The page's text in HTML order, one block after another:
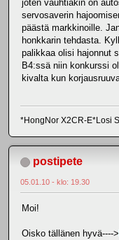
joten vauhtiakin on
servosaverin
päästä markkinoille.
honkkarin tehdasta.
palikkaa olisi hajonnut
B4:ssä niin konkurssi
kivalta kun
*HongNor X2CR-E*Losi
postipete
05.01.10 - klo: 19.30
Moi!
Oisko tällänen hyvä---->